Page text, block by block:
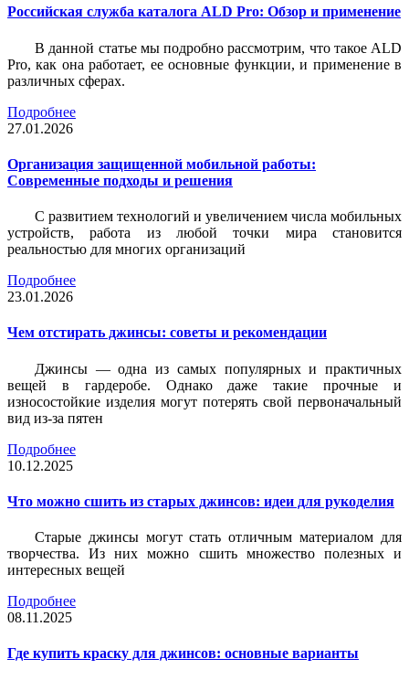
Российская служба каталога ALD Pro: Обзор и применение
В данной статье мы подробно рассмотрим, что такое ALD
Pro, как она работает, ее основные функции, и применение в
различных сферах.
Подробнее
27.01.2026
Организация защищенной мобильной работы:
Современные подходы и решения
С развитием технологий и увеличением числа мобильных
устройств, работа из любой точки мира становится
реальностью для многих организаций
Подробнее
23.01.2026
Чем отстирать джинсы: советы и рекомендации
Джинсы — одна из самых популярных и практичных
вещей в гардеробе. Однако даже такие прочные и
износостойкие изделия могут потерять свой первоначальный
вид из-за пятен
Подробнее
10.12.2025
Что можно сшить из старых джинсов: идеи для рукоделия
Старые джинсы могут стать отличным материалом для
творчества. Из них можно сшить множество полезных и
интересных вещей
Подробнее
08.11.2025
Где купить краску для джинсов: основные варианты